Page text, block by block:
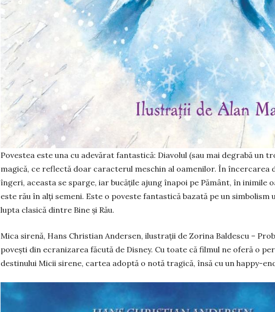
Povestea este una cu adevărat fantastică: Diavolul (sau mai degrabă un
magică, ce reflectă doar caracterul meschin al oamenilor. În încercarea
îngeri, aceasta se sparge, iar bucățile ajung înapoi pe Pământ, în inimile
este rău în alți semeni. Este o poveste fantastică bazată pe un simbolism
lupta clasică dintre Bine și Rău.
Mica sirenă, Hans Christian Andersen, ilustrații de Zorina Baldescu –
povești din ecranizarea făcută de Disney. Cu toate că filmul ne oferă o
destinului Micii sirene, cartea adoptă o notă tragică, însă cu un happy-